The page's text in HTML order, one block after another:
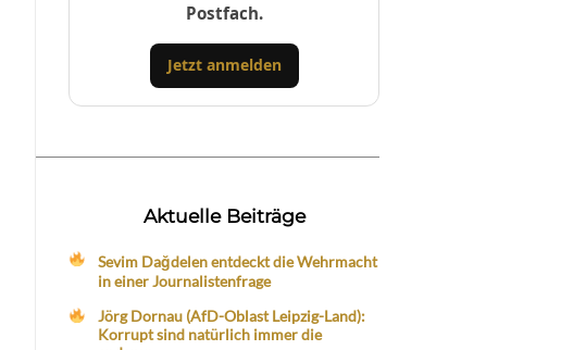
Postfach.
Jetzt anmelden
Aktuelle Beiträge
Sevim Dağdelen entdeckt die Wehrmacht
in einer Journalistenfrage
Jörg Dornau (AfD-Oblast Leipzig-Land):
Korrupt sind natürlich immer die